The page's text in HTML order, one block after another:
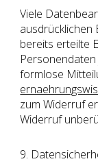
Viele
ausdrücklichen
bereits erteilte
formlose
zum Widerruf
Widerruf
9.